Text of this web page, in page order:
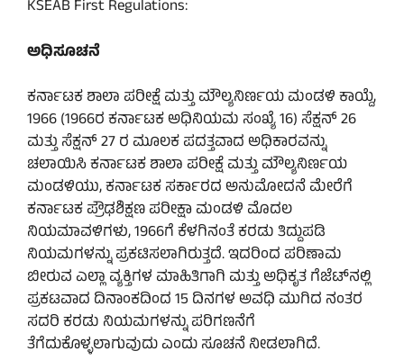
KSEAB First Regulations:
ಅಧಿಸೂಚನೆ
ಕರ್ನಾಟಕ ಶಾಲಾ ಪರೀಕ್ಷೆ ಮತ್ತು ಮೌಲ್ಯನಿರ್ಣಯ ಮಂಡಳಿ ಕಾಯ್ದೆ,
1966 (1966ರ ಕರ್ನಾಟಕ ಅಧಿನಿಯಮ ಸಂಖ್ಯೆ 16) ಸೆಕ್ಷನ್ 26
ಮತ್ತು ಸೆಕ್ಷನ್ 27 ರ ಮೂಲಕ ಪದತ್ತವಾದ ಅಧಿಕಾರವನ್ನು
ಚಲಾಯಿಸಿ ಕರ್ನಾಟಕ ಶಾಲಾ ಪರೀಕ್ಷೆ ಮತ್ತು ಮೌಲ್ಯನಿರ್ಣಯ
ಮಂಡಳಿಯು, ಕರ್ನಾಟಕ ಸರ್ಕಾರದ ಅನುಮೋದನೆ ಮೇರೆಗೆ
ಕರ್ನಾಟಕ ಪ್ರೌಢಶಿಕ್ಷಣ ಪರೀಕ್ಷಾ ಮಂಡಳಿ ಮೊದಲ
ನಿಯಮಾವಳಿಗಳು, 1966ಗೆ ಕೆಳಗಿನಂತೆ ಕರಡು ತಿದ್ದುಪಡಿ
ನಿಯಮಗಳನ್ನು ಪ್ರಕಟಿಸಲಾಗಿರುತ್ತದೆ. ಇದರಿಂದ ಪರಿಣಾಮ
ಬೀರುವ ಎಲ್ಲಾ ವ್ಯಕ್ತಿಗಳ ಮಾಹಿತಿಗಾಗಿ ಮತ್ತು ಅಧಿಕೃತ ಗೆಜೆಟ್‌ನಲ್ಲಿ
ಪ್ರಕಟವಾದ ದಿನಾಂಕದಿಂದ 15 ದಿನಗಳ ಅವಧಿ ಮುಗಿದ ನಂತರ
ಸದರಿ ಕರಡು ನಿಯಮಗಳನ್ನು ಪರಿಗಣನೆಗೆ
ತೆಗೆದುಕೊಳ್ಳಲಾಗುವುದು ಎಂದು ಸೂಚನೆ ನೀಡಲಾಗಿದೆ.